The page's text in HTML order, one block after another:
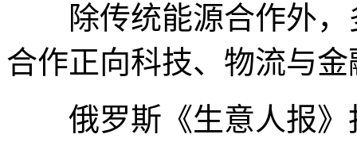
除传统能源合作外，
合作正向科技、物流与
俄罗斯《生意人报》